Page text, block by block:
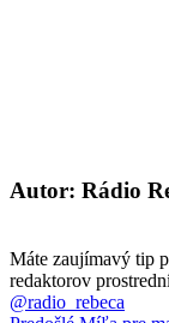
Autor: Rádio
Máte zaujímavý tip
redaktorov
@radio_rebeca